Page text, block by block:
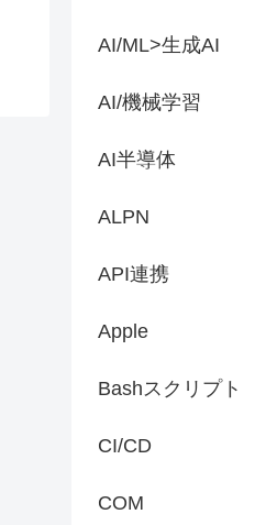
AI/ML>生成AI
AI/機械学習
AI半導体
ALPN
API連携
Apple
Bashスクリプト
CI/CD
COM